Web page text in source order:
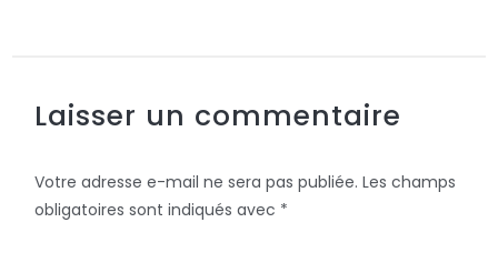
Laisser un commentaire
Votre adresse e-mail ne sera pas publiée. Les champs
obligatoires sont indiqués avec *